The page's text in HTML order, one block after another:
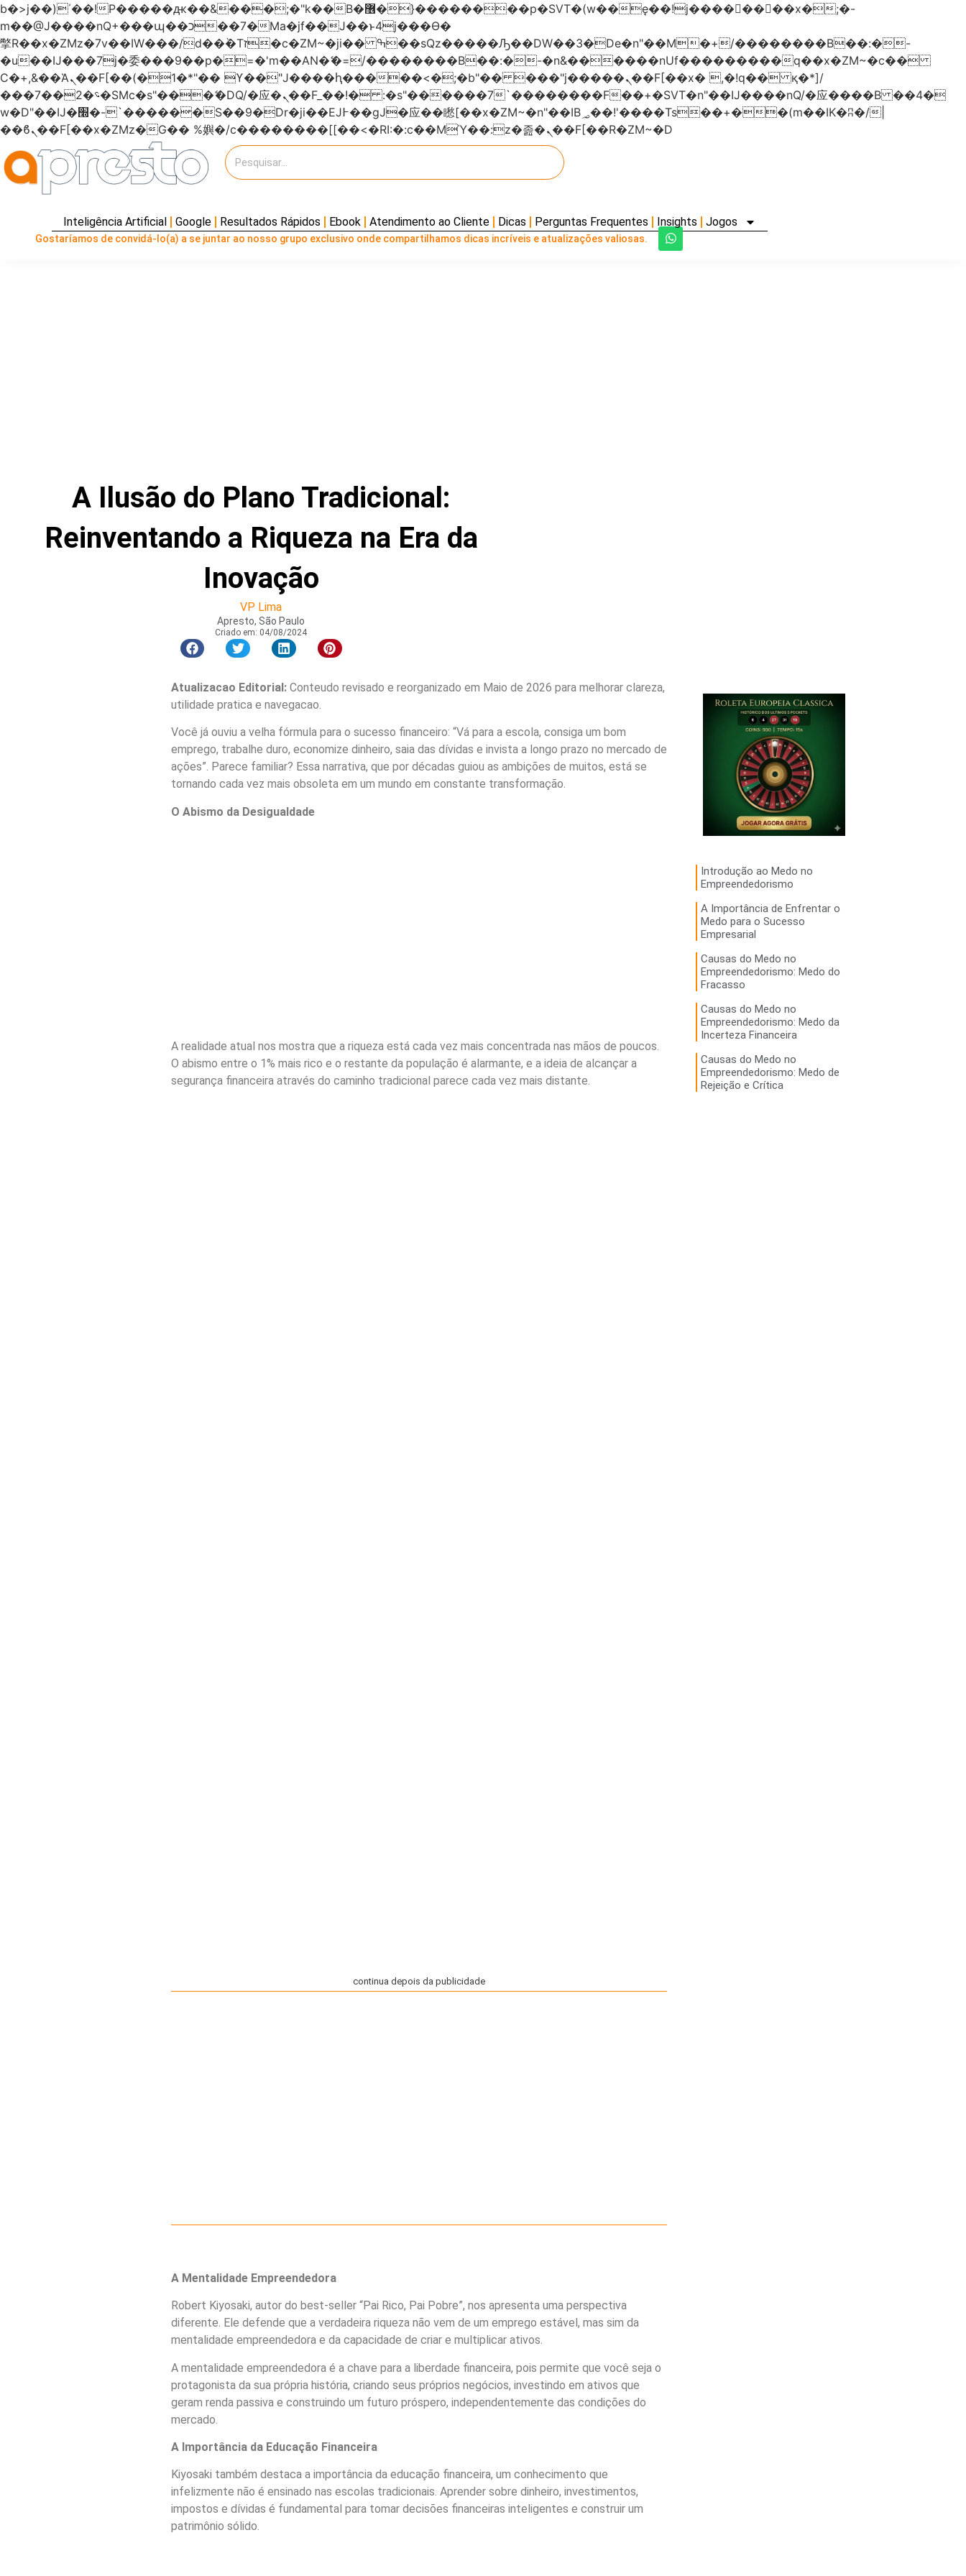
b�>j��)΄��!P�����ԫ��&���;�"k��B�޶�}��������p�SVT�(w��ę��!j��������x�;�-
m��@J����nQ+���պ��כ��7�Ma�jf��J��ͱ4j���Ѳ�
撆R��x�ZMz�7v��IW���/d��ٞ�Тז�c�ZM~�ji�� ߒ��sQz�����Ԡ��DW��3�De�n"��M�+/��������B��:�-
�u��IJ���7j�委���9��p�=�'m��AN�ޭ�=/��������B��:�-�n&������nUf���������q��x�ZM~�c��
Ϲ�+,&��Ὰܢ��F[��(�1�*"�� ϒ��"J����ԧ�����<�;�b"�� ���"j�����ܢ��F[��x� ,�!q�� қ�*]/
���؝�2��7�SMc�s"���ޭ�DQ/�应�ܢ��F_��!� :�s"������7`��������F��+�SVT�n"��IJ����nQ/�应����B ��4�
w�D"��IJ�׭�-`������S��9�Dr�ji��EJ߅��gJ�应��矁[��x�ZM~�n"��IB؃��!'����Тѕ��+��(m��IK�ʭ�/|
��ϐܢ��F[��x�ZMz�G�� %嬩�/c��������[[��<�RI:�:c��MΎ��:z�졾�ܢ��F[��R�ZM~�D
Inteligência Artificial Google Resultados Rápidos Ebook Atendimento ao Cliente Dicas Perguntas Frequentes Insights Jogos
Gostaríamos de convidá-lo(a) a se juntar ao nosso grupo exclusivo onde compartilhamos dicas incríveis e atualizações valiosas.
A Ilusão do Plano Tradicional:
Reinventando a Riqueza na Era da
Inovação
VP Lima
Apresto, São Paulo
Criado em: 04/08/2024
Atualizacao Editorial:Conteudo revisado e reorganizado em Maio de 2026 para melhorar clareza,
utilidade pratica e navegacao.
Você já ouviu a velha fórmula para o sucesso financeiro: “Vá para a escola, consiga um bom
emprego, trabalhe duro, economize dinheiro, saia das dívidas e invista a longo prazo no mercado de
ações”. Parece familiar? Essa narrativa, que por décadas guiou as ambições de muitos, está se
tornando cada vez mais obsoleta em um mundo em constante transformação.
O Abismo da Desigualdade
A realidade atual nos mostra que a riqueza está cada vez mais concentrada nas mãos de poucos.
O abismo entre o 1% mais rico e o restante da população é alarmante, e a ideia de alcançar a
segurança financeira através do caminho tradicional parece cada vez mais distante.
Introdução ao Medo no
Empreendedorismo
A Importância de Enfrentar o
Medo para o Sucesso
Empresarial
Causas do Medo no
Empreendedorismo: Medo do
Fracasso
Causas do Medo no
Empreendedorismo: Medo da
Incerteza Financeira
Causas do Medo no
Empreendedorismo: Medo de
Rejeição e Crítica
continua depois da publicidade
A Mentalidade Empreendedora
Robert Kiyosaki, autor do best-seller “Pai Rico, Pai Pobre”, nos apresenta uma perspectiva
diferente. Ele defende que a verdadeira riqueza não vem de um emprego estável, mas sim da
mentalidade empreendedora e da capacidade de criar e multiplicar ativos.
A mentalidade empreendedora é a chave para a liberdade financeira, pois permite que você seja o
protagonista da sua própria história, criando seus próprios negócios, investindo em ativos que
geram renda passiva e construindo um futuro próspero, independentemente das condições do
mercado.
A Importância da Educação Financeira
Kiyosaki também destaca a importância da educação financeira, um conhecimento que
infelizmente não é ensinado nas escolas tradicionais. Aprender sobre dinheiro, investimentos,
impostos e dívidas é fundamental para tomar decisões financeiras inteligentes e construir um
patrimônio sólido.